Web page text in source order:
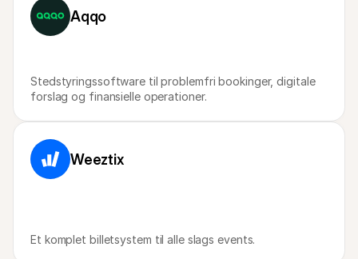
Aqqo
Stedstyringssoftware til problemfri bookinger, digitale
forslag og finansielle operationer.
Weeztix
Et komplet billetsystem til alle slags events.
For kunder
Find ud af, hvorfor Mollie er på din bankudskrift
For Mollie-kunder
Oplev hvordan vi kan hjælpe din forretning